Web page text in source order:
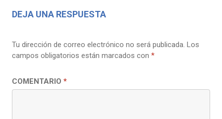
DEJA UNA RESPUESTA
Tu dirección de correo electrónico no será publicada. Los
campos obligatorios están marcados con *
COMENTARIO *